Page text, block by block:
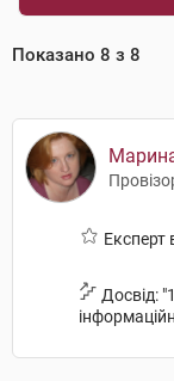
Показано 8 з 8
Експерт
Досвід: